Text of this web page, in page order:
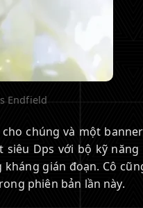
Endfield
chúng và một
siêu Dps với bộ kỹ năng
gián đoạn. Cô
phiên bản lần này.